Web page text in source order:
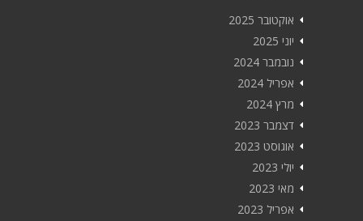
אוקטובר 2025
יוני 2025
נובמבר 2024
אפריל 2024
מרץ 2024
דצמבר 2023
אוגוסט 2023
יולי 2023
מאי 2023
אפריל 2023